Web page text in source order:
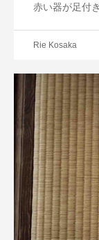
赤い器が足付き
Rie Kosaka